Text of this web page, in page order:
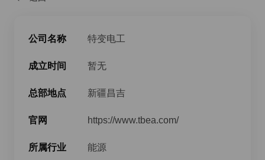
公司名称 特变电工
成立时间 暂无
总部地点 新疆昌吉
官网 https://www.tbea.com/
所属行业 能源